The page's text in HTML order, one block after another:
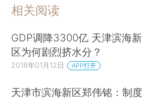
相关阅读
GDP调降3300亿 天津滨海新
区为何剧烈挤水分？
2018年01月12日 APP打开
天津市滨海新区郑伟铭：制度